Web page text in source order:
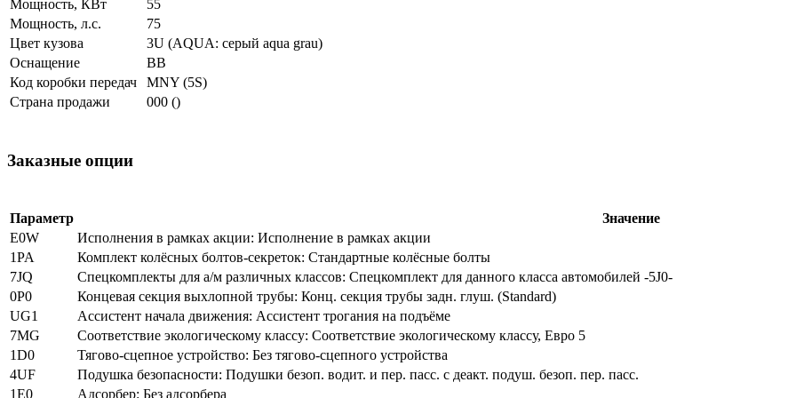
Мощность, КВт
55
Мощность, л.с.
75
Цвет кузова
3U (AQUA: серый aqua grau)
Оснащение
BB
Код коробки передач
MNY (5S)
Страна продажи
000 ()
Заказные опции
Параметр
Значение
E0W
Исполнения в рамках акции: Исполнение в рамках акции
1PA
Комплект колёсных болтов-секреток: Стандартные колёсные болты
7JQ
Спецкомплекты для а/м различных классов: Спецкомплект для данного класса автомобилей -5J0-
0P0
Концевая секция выхлопной трубы: Конц. секция трубы задн. глуш. (Standard)
UG1
Ассистент начала движения: Ассистент трогания на подъёме
7MG
Соответствие экологическому классу: Соответствие экологическому классу, Евро 5
1D0
Тягово-сцепное устройство: Без тягово-сцепного устройства
4UF
Подушка безопасности: Подушки безоп. водит. и пер. пасс. с деакт. подуш. безоп. пер. пасс.
1E0
Адсорбер: Без адсорбера